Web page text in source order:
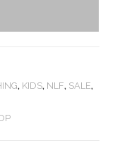
, KIDS, NLF, SALE,